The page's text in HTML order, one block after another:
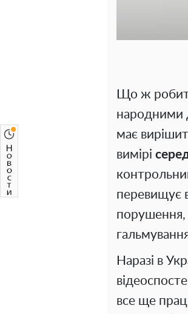
Що ж
народними
має
вимірі
перевищує
порушення,
Наразі в
все ще